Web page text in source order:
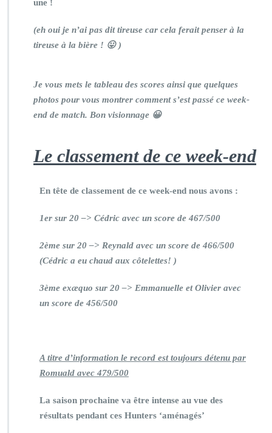
une !
(eh oui je n’ai pas dit tireuse car cela ferait penser à la
tireuse à la bière ! 😛 )
Je vous mets le tableau des scores ainsi que quelques
photos pour vous montrer comment s’est passé ce week-
end de match. Bon visionnage 😀
Le classement de ce week-end
En tête de classement de ce week-end nous avons :
1er sur 20 –> Cédric avec un score de 467/500
2ème sur 20 –> Reynald avec un score de 466/500
(Cédric a eu chaud aux côtelettes! )
3ème exæquo sur 20 –> Emmanuelle et Olivier avec
un score de 456/500
A titre d’information le record est toujours détenu par
Romuald avec 479/500
La saison prochaine va être intense au vue des
résultats pendant ces Hunters ‘aménagés’